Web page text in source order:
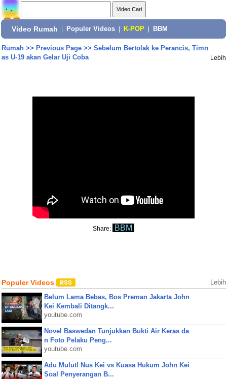
Video Rumah Populer Videos K-POP BBM
Rumah>> Previous Page>> Sebelum Bertolak ke Perancis, Timn
as U-19 akan Gelar Uji Coba
Lebih
Share: BBM
Populer Videos Lebih
Belum Lama Bebas, Bos Preman Jakarta John
Kei Kembali Ditangk...
youtube.com
Novel Baswedan Tunjukkan Bukti Air Keras da
n Foto Pelaku Peng...
youtube.com
Adu Mulut! Nus Kei vs Kuasa Hukum John Kei
Soal Penyerangan B...